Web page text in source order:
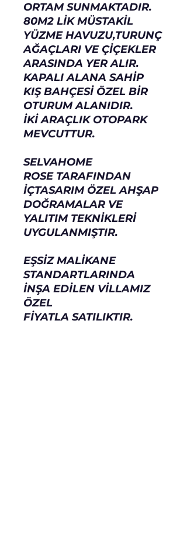
ORTAM SUNMAKTADIR.
80M2 LİK MÜSTAKİL
YÜZME HAVUZU,TURUNÇ
AĞAÇLARI VE ÇİÇEKLER
ARASINDA YER ALIR.
KAPALI ALANA SAHİP
KIŞ BAHÇESİ ÖZEL BİR
OTURUM ALANIDIR.
İKİ ARAÇLIK OTOPARK
MEVCUTTUR.
SELVAHOME
ROSE TARAFINDAN
İÇTASARIM ÖZEL AHŞAP
DOĞRAMALAR VE
YALITIM TEKNİKLERİ
UYGULANMIŞTIR.
EŞSİZ MALİKANE
STANDARTLARINDA
İNŞA EDİLEN VİLLAMIZ
ÖZEL
FİYATLA SATILIKTIR.